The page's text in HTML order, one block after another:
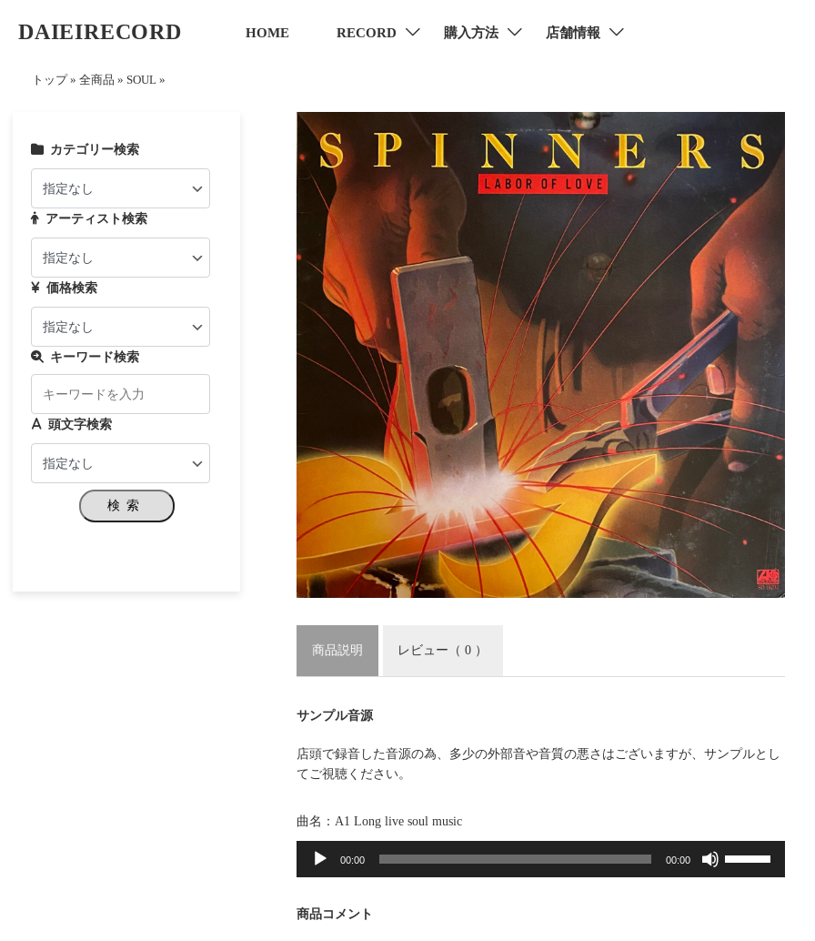
DAIEIRECORD HOME RECORD 購入方法 店舗情報
トップ » 全商品 » SOUL »
商品説明 レビュー （ 0 ）
サンプル音源
店頭で録音した音源の為、多少の外部音や音質の悪さはございますが、サンプルとし
てご視聴ください。
曲名：A1 Long live soul music
音
プ
ー
00:00 00:00
商品コメント
カテゴリー検索
アーティスト検索
価格検索
キーワード検索
頭文字検索
検索